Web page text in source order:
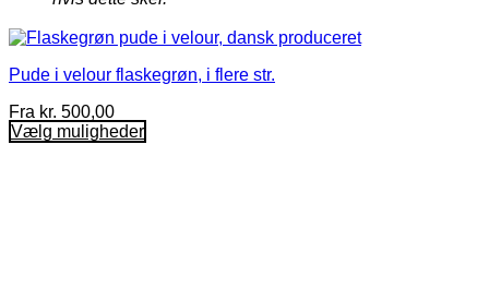
Pude i velour flaskegrøn, i flere str.
Fra kr. 500,00
Vælg muligheder